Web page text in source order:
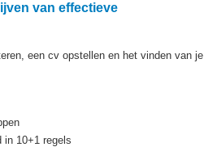
van effectieve
een cv opstellen en het vinden van je
in 10+1 regels